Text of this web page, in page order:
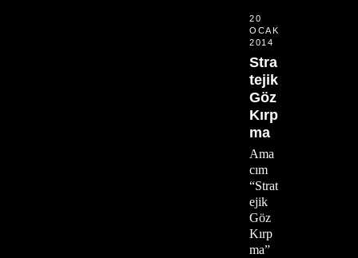
20
OCAK
2014
Stra
tejik
Göz
Kırp
ma
Ama
cım
“Strat
ejik
Göz
Kırp
ma”